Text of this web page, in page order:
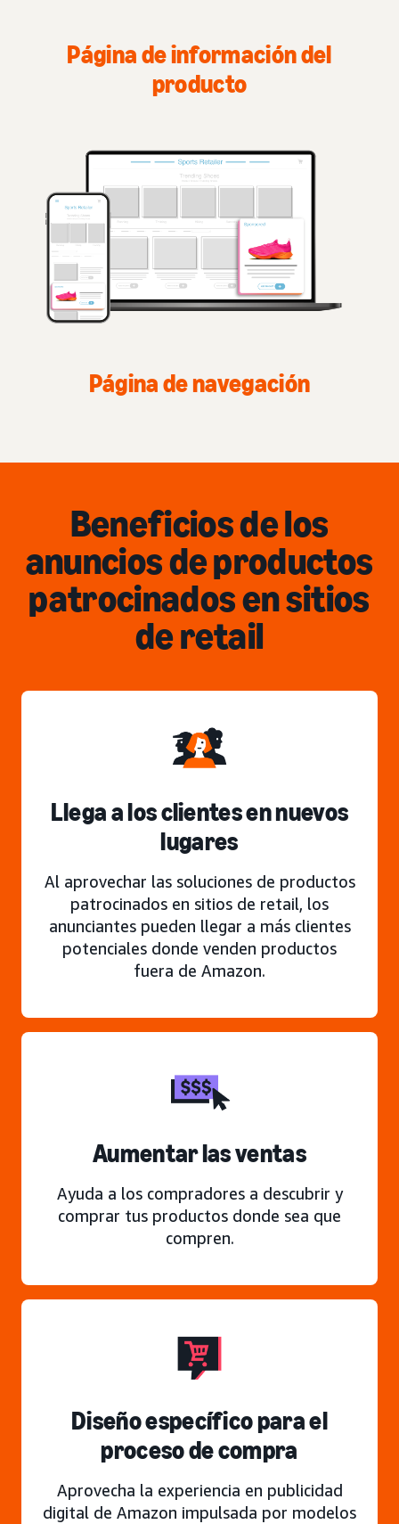
Página de información del
producto
Página de navegación
Beneficios de los
anuncios de productos
patrocinados en sitios
de retail
Llega a los clientes en nuevos
lugares
Al aprovechar las soluciones de productos
patrocinados en sitios de retail, los
anunciantes pueden llegar a más clientes
potenciales donde venden productos
fuera de Amazon.
Aumentar las ventas
Ayuda a los compradores a descubrir y
comprar tus productos donde sea que
compren.
Diseño específico para el
proceso de compra
Aprovecha la experiencia en publicidad
digital de Amazon impulsada por modelos